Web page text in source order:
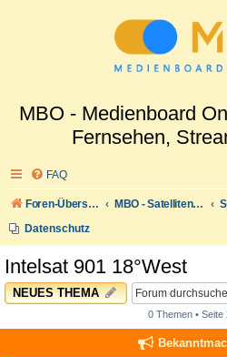
MBO - Medienboard
Fernsehen,
FAQ
Foren-Übersicht MBO - Satellitenwelt
Datenschutz
Intelsat 901 18°West
NEUES THEMA
0 Themen • Seite